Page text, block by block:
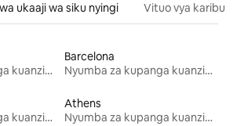
ukaaji wa siku nyingi Vituo vya karibu
Nyumba za kupanga kuanzia mwezi mmoja
Barcelona
Nyumba za kupanga kuanzia mwezi mmoja
Nyumba za kupanga kuanzia mwezi mmoja
Athens
Nyumba za kupanga kuanzia mwezi mmoja